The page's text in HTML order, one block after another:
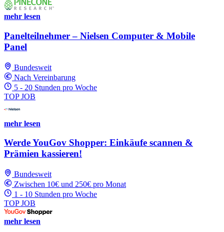
mehr lesen
Panelteilnehmer – Nielsen Computer & Mobile
Panel
Bundesweit
Nach Vereinbarung
5 - 20 Stunden pro Woche
TOP JOB
mehr lesen
Werde YouGov Shopper: Einkäufe scannen &
Prämien kassieren!
Bundesweit
Zwischen 10€ und 250€ pro Monat
1 - 10 Stunden pro Woche
TOP JOB
mehr lesen